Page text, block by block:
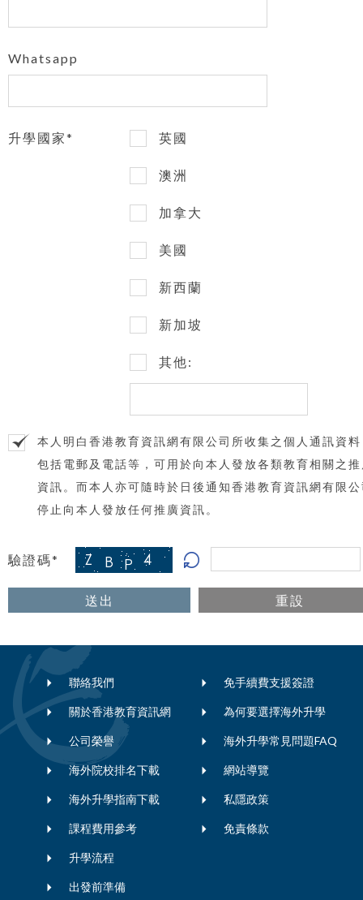
Whatsapp
升學國家* 英國
澳洲
加拿大
美國
新西蘭
新加坡
其他:
本人明白香港教育資訊網有限公司所收集之個人通訊資
包括電郵及電話等，可用於向本人發放各類教育相關之
資訊。而本人亦可隨時於日後通知香港教育資訊網有限
停止向本人發放任何推廣資訊。
驗證碼*
送出 重設
聯絡我們
關於香港教育資訊網
公司榮譽
海外院校排名下載
海外升學指南下載
課程費用參考
升學流程
出發前準備
免手續費支援簽證
為何要選擇海外升學
海外升學常見問題FAQ
網站導覽
私隱政策
免責條款